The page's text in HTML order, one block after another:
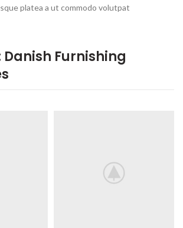
platea a ut commodo volutpat
Danish Furnishing